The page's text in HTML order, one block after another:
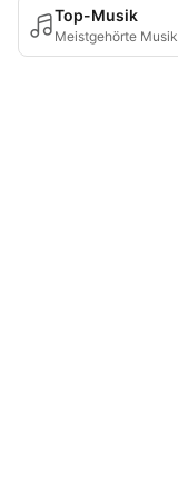
Top-Musik
Meistgehörte Musik